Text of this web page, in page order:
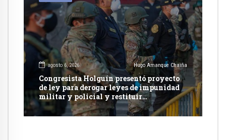
agosto 6, 2026 Hugo Amanque Chaiña
Congresista Holguín presentó proyecto
de ley para derogar leyes de impunidad
militar y policial y restituir
competencia de justicia ordinaria